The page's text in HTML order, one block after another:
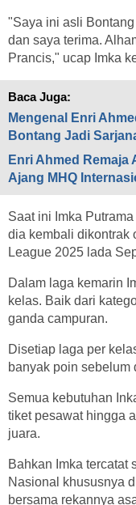
"Saya ini asli
dan saya terima.
Prancis," ucap Imka
Baca Juga:
Mengenal Enri
Bontang Jadi
Enri Ahmed
Ajang MHQ
Saat ini Imka
dia kembali dikontrak
League 2025 lada
Dalam laga kemarin
kelas. Baik dari
ganda campuran.
Disetiap laga per
banyak poin sebelum
Semua kebutuhan
tiket pesawat hingga
juara.
Bahkan Imka tercatat
Nasional khususnya
bersama rekannya